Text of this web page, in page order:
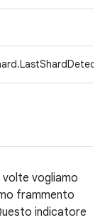
volte vogliamo
frammento
indicatore